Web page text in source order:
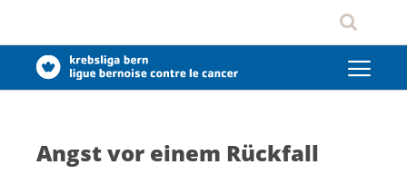
Angst vor einem Rückfall